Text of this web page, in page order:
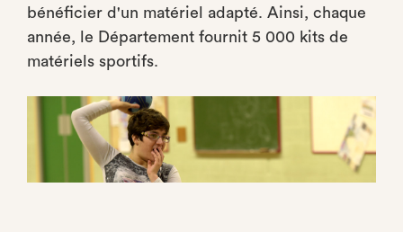
bénéficier d'un matériel adapté. Ainsi, chaque
année, le Département fournit 5 000 kits de
matériels sportifs.